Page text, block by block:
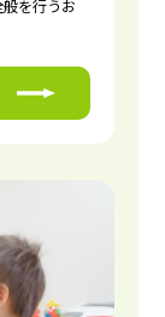
を行うお